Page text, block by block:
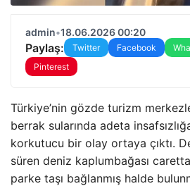
admin•18.06.2026 00:20
Paylaş: Twitter Facebook
Pinterest
Türkiye’nin gözde turizm
berrak sularında adeta
korkutucu bir olay ortaya çıktı.
süren deniz kaplumbağası
parke taşı bağlanmış halde